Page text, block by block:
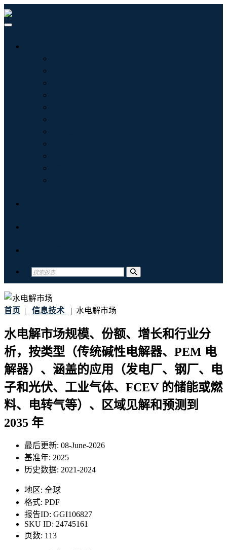
首页 | 信息技术 | 水电解市场
水电解市场规模、份额、增长和行业分
析，按类型（传统碱性电解器、PEM 电
解器）、涵盖的应用（发电厂、钢厂、电
子和光伏、工业气体、FCEV 的储能或燃
料、电转气等）、区域见解和预测到
2035 年
最后更新: 08-June-2026
基准年: 2025
历史数据: 2021-2024
地区: 全球
格式: PDF
报告ID: GGI106827
SKU ID: 24745161
页数: 113